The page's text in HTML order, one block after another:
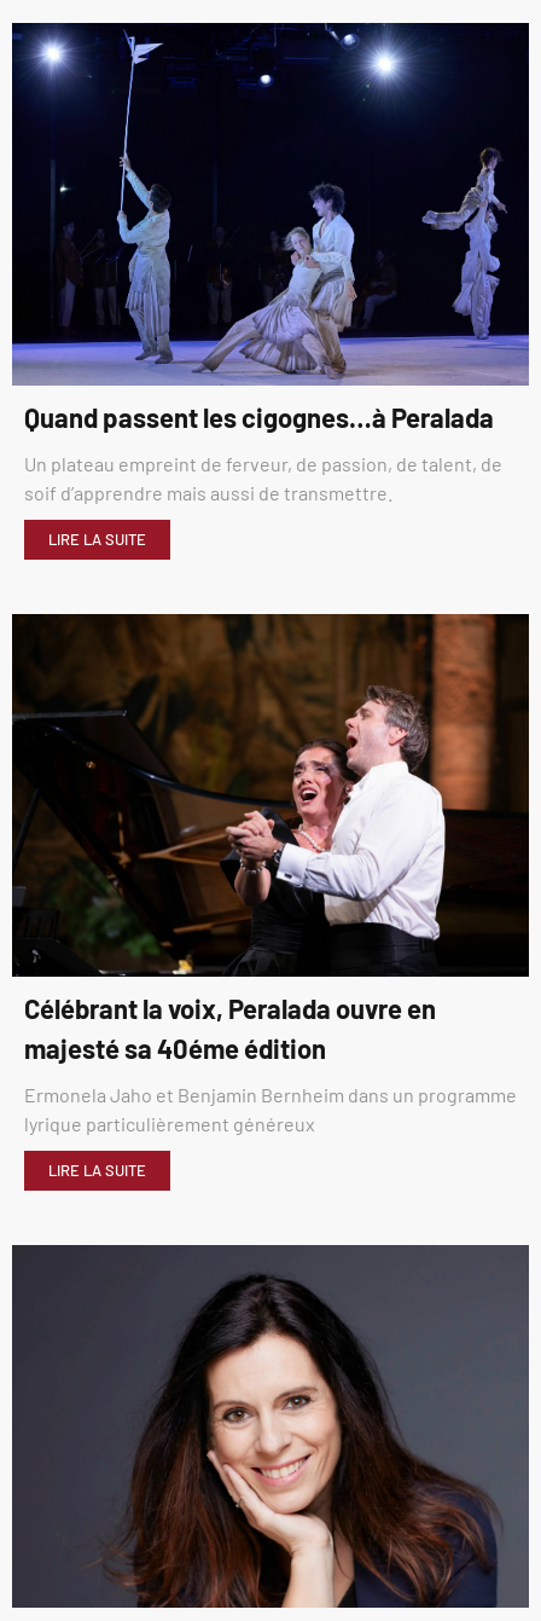
Quand passent les cigognes…à Peralada
Un plateau empreint de ferveur, de passion, de talent, de
soif d’apprendre mais aussi de transmettre.
LIRE LA SUITE
Célébrant la voix, Peralada ouvre en
majesté sa 40éme édition
Ermonela Jaho et Benjamin Bernheim dans un programme
lyrique particulièrement généreux
LIRE LA SUITE